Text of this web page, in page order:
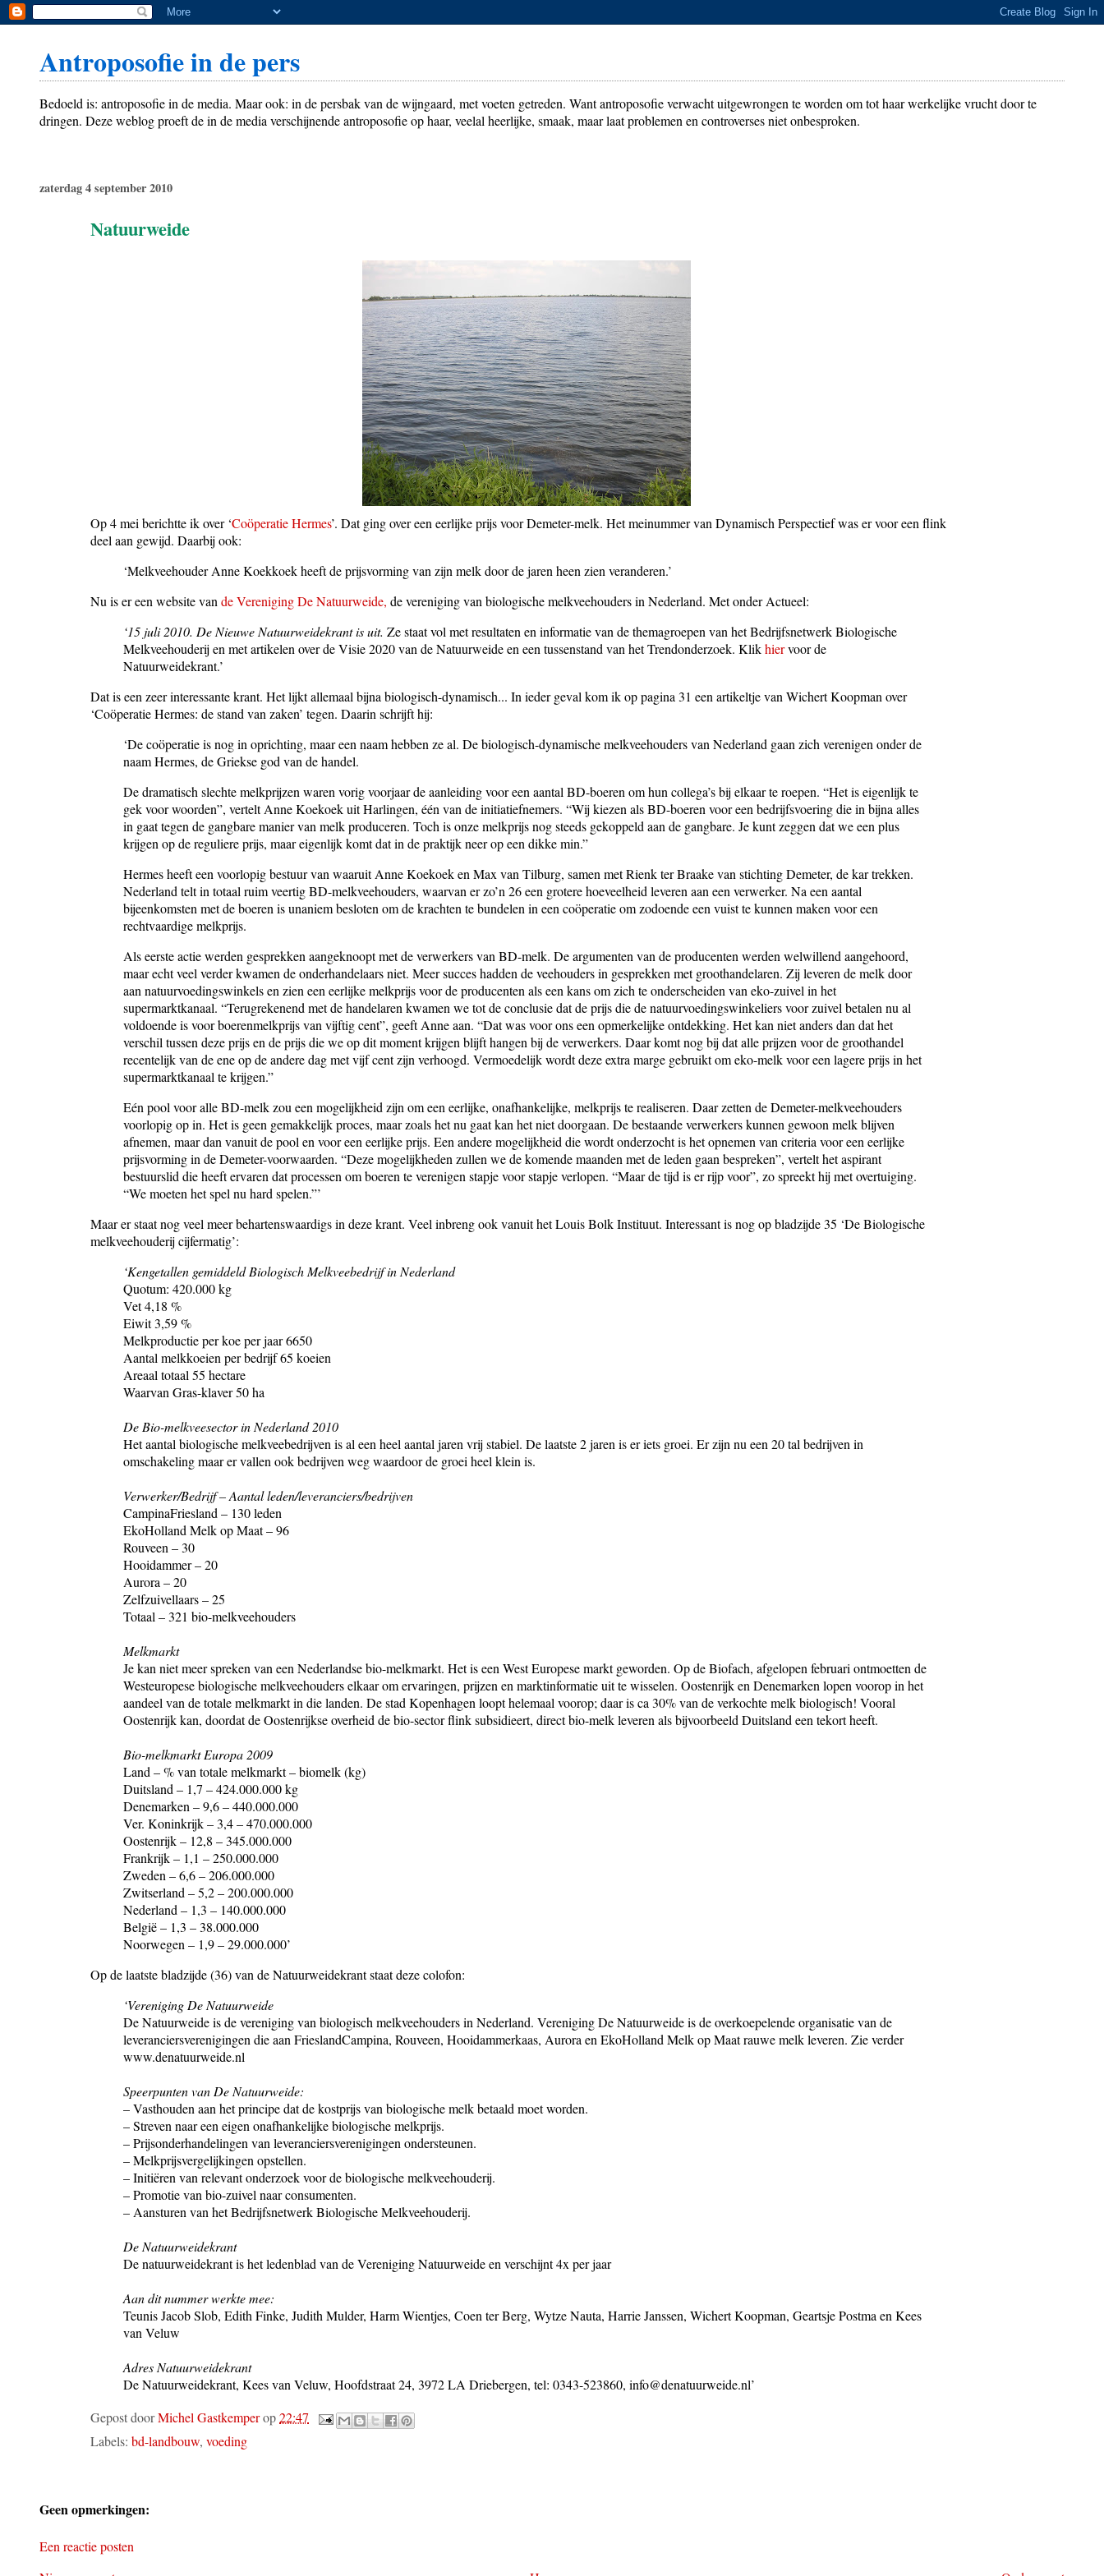
Antroposofie in de pers
Bedoeld is: antroposofie in de media. Maar ook: in de persbak van de wijngaard, met voeten getreden. Want antroposofie verwacht uitgewrongen te worden om tot haar werkelijke vrucht door te
dringen. Deze weblog proeft de in de media verschijnende antroposofie op haar, veelal heerlijke, smaak, maar laat problemen en controverses niet onbesproken.
zaterdag 4 september 2010
Natuurweide
Op 4 mei berichtte ik over ‘Coöperatie Hermes’. Dat ging over een eerlijke prijs voor Demeter-melk. Het meinummer van Dynamisch Perspectief was er voor een flink
deel aan gewijd. Daarbij ook:
‘Melkveehouder Anne Koekkoek heeft de prijsvorming van zijn melk door de jaren heen zien veranderen.’
Nu is er een website vande Vereniging De Natuurweide, de vereniging van biologische melkveehouders in Nederland. Met onder Actueel:
‘15 juli 2010. De Nieuwe Natuurweidekrant is uit. Ze staat vol met resultaten en informatie van de themagroepen van het Bedrijfsnetwerk Biologische
Melkveehouderij en met artikelen over de Visie 2020 van de Natuurweide en een tussenstand van het Trendonderzoek. Klikhiervoor de
Natuurweidekrant.’
Dat is een zeer interessante krant. Het lijkt allemaal bijna biologisch-dynamisch... In ieder geval kom ik op pagina 31 een artikeltje van Wichert Koopman over
‘Coöperatie Hermes: de stand van zaken’ tegen. Daarin schrijft hij:
‘De coöperatie is nog in oprichting, maar een naam hebben ze al. De biologisch-dynamische melkveehouders van Nederland gaan zich verenigen onder de
naam Hermes, de Griekse god van de handel.
De dramatisch slechte melkprijzen waren vorig voorjaar de aanleiding voor een aantal BD-boeren om hun collega’s bij elkaar te roepen. “Het is eigenlijk te
gek voor woorden”, vertelt Anne Koekoek uit Harlingen, één van de initiatiefnemers. “Wij kiezen als BD-boeren voor een bedrijfsvoering die in bijna alles
in gaat tegen de gangbare manier van melk produceren. Toch is onze melkprijs nog steeds gekoppeld aan de gangbare. Je kunt zeggen dat we een plus
krijgen op de reguliere prijs, maar eigenlijk komt dat in de praktijk neer op een dikke min.”
Hermes heeft een voorlopig bestuur van waaruit Anne Koekoek en Max van Tilburg, samen met Rienk ter Braake van stichting Demeter, de kar trekken.
Nederland telt in totaal ruim veertig BD-melkveehouders, waarvan er zo’n 26 een grotere hoeveelheid leveren aan een verwerker. Na een aantal
bijeenkomsten met de boeren is unaniem besloten om de krachten te bundelen in een coöperatie om zodoende een vuist te kunnen maken voor een
rechtvaardige melkprijs.
Als eerste actie werden gesprekken aangeknoopt met de verwerkers van BD-melk. De argumenten van de producenten werden welwillend aangehoord,
maar echt veel verder kwamen de onderhandelaars niet. Meer succes hadden de veehouders in gesprekken met groothandelaren. Zij leveren de melk door
aan natuurvoedingswinkels en zien een eerlijke melkprijs voor de producenten als een kans om zich te onderscheiden van eko-zuivel in het
supermarktkanaal. “Terugrekenend met de handelaren kwamen we tot de conclusie dat de prijs die de natuurvoedingswinkeliers voor zuivel betalen nu al
voldoende is voor boerenmelkprijs van vijftig cent”, geeft Anne aan. “Dat was voor ons een opmerkelijke ontdekking. Het kan niet anders dan dat het
verschil tussen deze prijs en de prijs die we op dit moment krijgen blijft hangen bij de verwerkers. Daar komt nog bij dat alle prijzen voor de groothandel
recentelijk van de ene op de andere dag met vijf cent zijn verhoogd. Vermoedelijk wordt deze extra marge gebruikt om eko-melk voor een lagere prijs in het
supermarktkanaal te krijgen.”
Eén pool voor alle BD-melk zou een mogelijkheid zijn om een eerlijke, onafhankelijke, melkprijs te realiseren. Daar zetten de Demeter-melkveehouders
voorlopig op in. Het is geen gemakkelijk proces, maar zoals het nu gaat kan het niet doorgaan. De bestaande verwerkers kunnen gewoon melk blijven
afnemen, maar dan vanuit de pool en voor een eerlijke prijs. Een andere mogelijkheid die wordt onderzocht is het opnemen van criteria voor een eerlijke
prijsvorming in de Demeter-voorwaarden. “Deze mogelijkheden zullen we de komende maanden met de leden gaan bespreken”, vertelt het aspirant
bestuurslid die heeft ervaren dat processen om boeren te verenigen stapje voor stapje verlopen. “Maar de tijd is er rijp voor”, zo spreekt hij met overtuiging.
“We moeten het spel nu hard spelen.”’
Maar er staat nog veel meer behartenswaardigs in deze krant. Veel inbreng ook vanuit het Louis Bolk Instituut. Interessant is nog op bladzijde 35 ‘De Biologische
melkveehouderij cijfermatig’:
‘Kengetallen gemiddeld Biologisch Melkveebedrijf in Nederland
Quotum: 420.000 kg
Vet 4,18 %
Eiwit 3,59 %
Melkproductie per koe per jaar 6650
Aantal melkkoeien per bedrijf 65 koeien
Areaal totaal 55 hectare
Waarvan Gras-klaver 50 ha
De Bio-melkveesector in Nederland 2010
Het aantal biologische melkveebedrijven is al een heel aantal jaren vrij stabiel. De laatste 2 jaren is er iets groei. Er zijn nu een 20 tal bedrijven in
omschakeling maar er vallen ook bedrijven weg waardoor de groei heel klein is.
Verwerker/Bedrijf – Aantal leden/leveranciers/bedrijven
CampinaFriesland – 130 leden
EkoHolland Melk op Maat – 96
Rouveen – 30
Hooidammer – 20
Aurora – 20
Zelfzuivellaars – 25
Totaal – 321 bio-melkveehouders
Melkmarkt
Je kan niet meer spreken van een Nederlandse bio-melkmarkt. Het is een West Europese markt geworden. Op de Biofach, afgelopen februari ontmoetten de
Westeuropese biologische melkveehouders elkaar om ervaringen, prijzen en marktinformatie uit te wisselen. Oostenrijk en Denemarken lopen voorop in het
aandeel van de totale melkmarkt in die landen. De stad Kopenhagen loopt helemaal voorop; daar is ca 30% van de verkochte melk biologisch! Vooral
Oostenrijk kan, doordat de Oostenrijkse overheid de bio-sector flink subsidieert, direct bio-melk leveren als bijvoorbeeld Duitsland een tekort heeft.
Bio-melkmarkt Europa 2009
Land – % van totale melkmarkt – biomelk (kg)
Duitsland – 1,7 – 424.000.000 kg
Denemarken – 9,6 – 440.000.000
Ver. Koninkrijk – 3,4 – 470.000.000
Oostenrijk – 12,8 – 345.000.000
Frankrijk – 1,1 – 250.000.000
Zweden – 6,6 – 206.000.000
Zwitserland – 5,2 – 200.000.000
Nederland – 1,3 – 140.000.000
België – 1,3 – 38.000.000
Noorwegen – 1,9 – 29.000.000’
Op de laatste bladzijde (36) van de Natuurweidekrant staat deze colofon:
‘Vereniging De Natuurweide
De Natuurweide is de vereniging van biologisch melkveehouders in Nederland. Vereniging De Natuurweide is de overkoepelende organisatie van de
leveranciersverenigingen die aan FrieslandCampina, Rouveen, Hooidammerkaas, Aurora en EkoHolland Melk op Maat rauwe melk leveren. Zie verder
www.denatuurweide.nl
Speerpunten van De Natuurweide:
– Vasthouden aan het principe dat de kostprijs van biologische melk betaald moet worden.
– Streven naar een eigen onafhankelijke biologische melkprijs.
– Prijsonderhandelingen van leveranciersverenigingen ondersteunen.
–Melkprijsvergelijkingen opstellen.
–Initiëren van relevant onderzoek voor de biologische melkveehouderij.
–Promotie van bio-zuivel naar consumenten.
–Aansturen van het Bedrijfsnetwerk Biologische Melkveehouderij.
De Natuurweidekrant
De natuurweidekrant is het ledenblad van de Vereniging Natuurweide en verschijnt 4x per jaar
Aan dit nummer werkte mee:
Teunis Jacob Slob, Edith Finke, Judith Mulder, Harm Wientjes, Coen ter Berg, Wytze Nauta, Harrie Janssen, Wichert Koopman, Geartsje Postma en Kees
van Veluw
Adres Natuurweidekrant
De Natuurweidekrant, Kees van Veluw, Hoofdstraat 24, 3972 LA Driebergen, tel: 0343-523860, info@denatuurweide.nl’
Gepost doorMichel Gastkemperop22:47
Labels:bd-landbouw,voeding
Geen opmerkingen:
Een reactie posten